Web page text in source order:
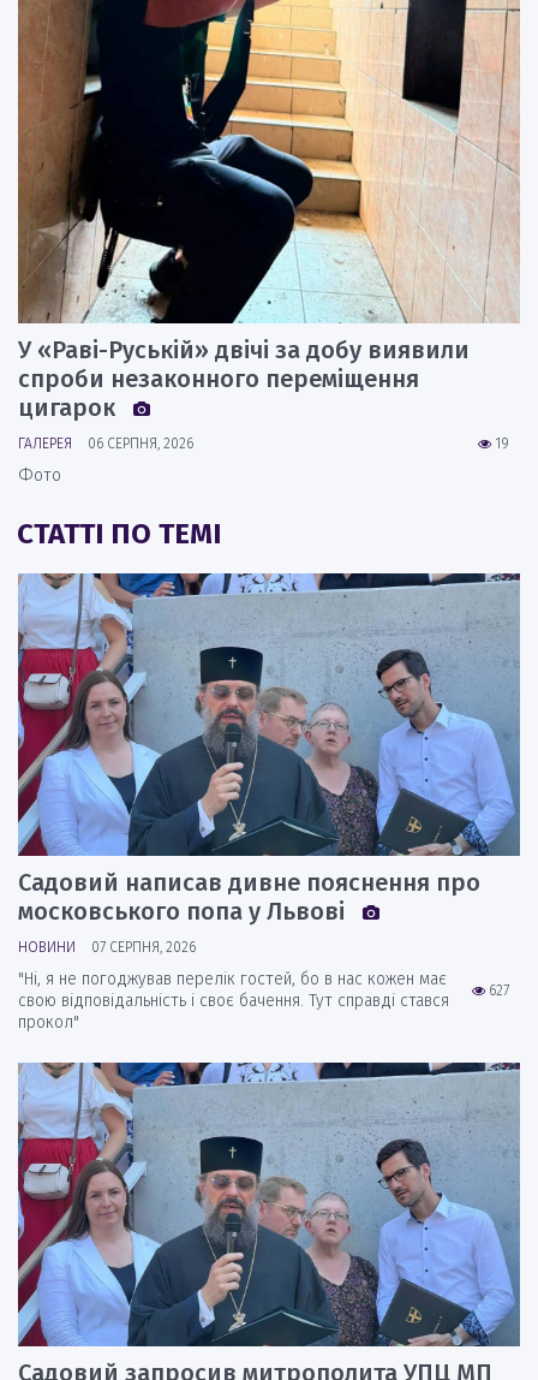
У «Раві-Руській» двічі за добу виявили
спроби незаконного переміщення
цигарок
19
ГАЛЕРЕЯ 06 СЕРПНЯ, 2026
Фото
СТАТТІ ПО ТЕМІ
Садовий написав дивне пояснення про
московського попа у Львові
НОВИНИ 07 СЕРПНЯ, 2026
627
"Ні, я не погоджував перелік гостей, бо в нас кожен має
свою відповідальність і своє бачення. Тут справді стався
прокол"
Садовий запросив митрополита УПЦ МП